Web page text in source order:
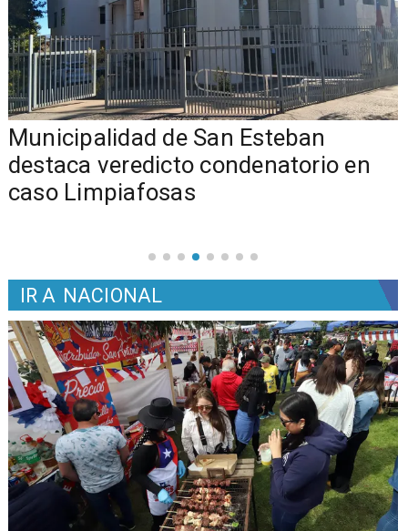
Municipalidad de San Esteban
destaca veredicto condenatorio en
caso Limpiafosas
IR A NACIONAL